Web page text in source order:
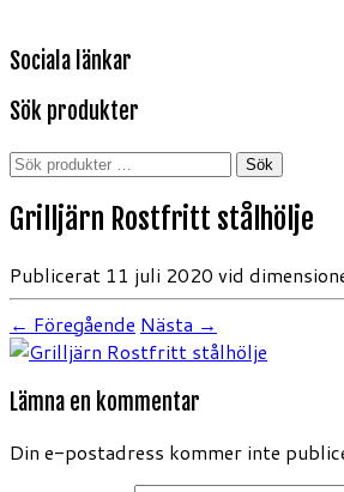
Sociala länkar
Sök produkter
Sök
Sök
Grilljärn Rostfritt stålhölje
Publicerat 11 juli 2020 vid
← Föregående Nästa →
Lämna en kommentar
Din e-postadress kommer inte